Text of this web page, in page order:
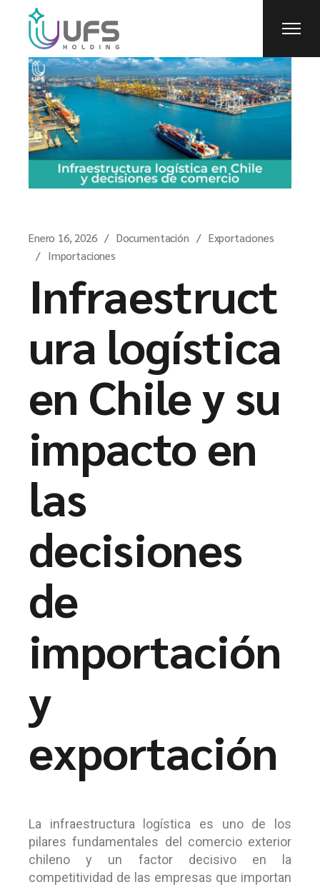
Enero 16, 2026 Documentación
Exportaciones
Importaciones
Infraestruct
ura logística
en Chile y su
impacto en
las
decisiones
de
importación
y
exportación
La infraestructura logística es uno de los
pilares fundamentales del comercio exterior
chileno y un factor decisivo en la
competitividad de las empresas que importan